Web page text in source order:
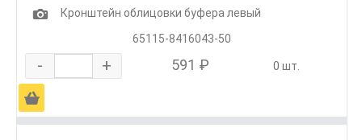
1
Кронштейн облицовки буфера левый
65115-8416043-50
- + 591 ₽ 0 шт.
Ä